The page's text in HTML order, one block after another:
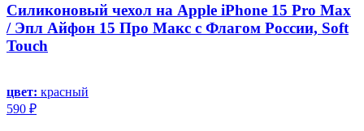
Силиконовый чехол на Apple iPhone 15 Pro Max
/ Эпл Айфон 15 Про Макс с Флагом России, Soft
Touch
цвет: красный
590 ₽